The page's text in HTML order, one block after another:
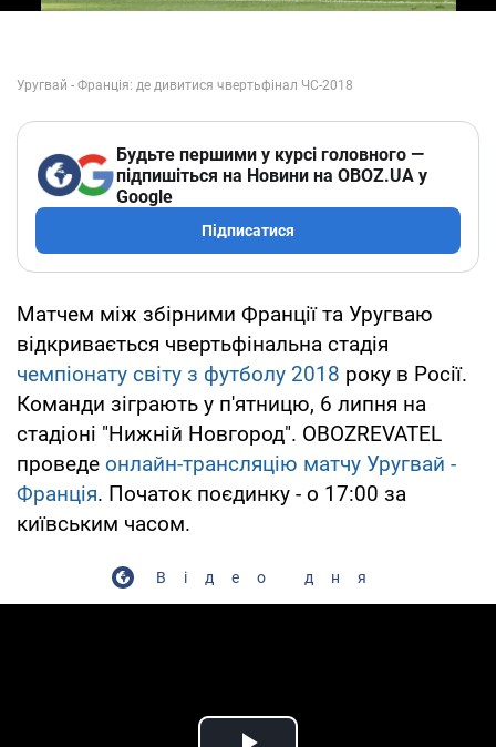
Будьте першими у курсі головного —
підпишіться на Новини на OBOZ.UA у
Google
Підписатися
Матчем між збірними Франції та Уругваю
відкривається чвертьфінальна стадія
чемпіонату світу з футболу 2018 року в Росії.
Команди зіграють у п'ятницю, 6 липня на
стадіоні "Нижній Новгород". OBOZREVATEL
проведе онлайн-трансляцію матчу Уругвай -
Франція. Початок поєдинку - о 17:00 за
київським часом.
Відео дня